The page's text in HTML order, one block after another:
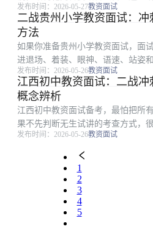
泛口号，只讲应届生考生能直接照
一、河南安排下先抓什么：结构化
教育立场，不需要背...
发布时间：2026-05-27教资面试
二战贵州小学教资面试：
方法
如果你准备贵州小学教资面试，面
进退场、着装、眼神、语速、站姿
响结果的是少数高频点和稳定输出
入，把备考拆成可执行步骤。 一、
礼仪 礼仪不靠...
发布时间：2026-05-26教资面试
江西初中教资面试：二战
概念辨析
江西初中教资面试备考，最怕把所
果不先判断无生试讲的考查方式，
分数或表现上。围绕易混概念辨析
环节，再安排背诵、刷题或模拟。
点：无生试讲 试...
发布时间：2026-05-26教资面试
1
2
3
4
5